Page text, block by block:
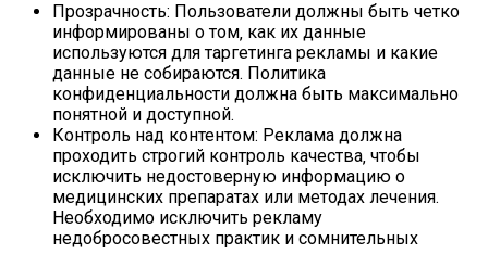
Прозрачность: Пользователи должны быть четко
информированы о том‚ как их данные
используются для таргетинга рекламы и какие
данные не собираются. Политика
конфиденциальности должна быть максимально
понятной и доступной.
Контроль над контентом: Реклама должна
проходить строгий контроль качества‚ чтобы
исключить недостоверную информацию о
медицинских препаратах или методах лечения.
Необходимо исключить рекламу
недобросовестных практик и сомнительных